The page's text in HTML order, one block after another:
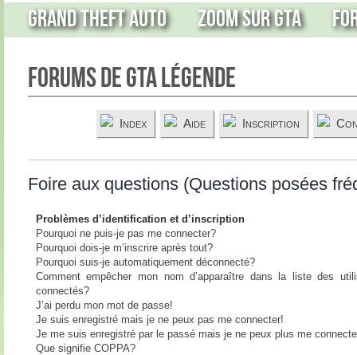
Grand Theft Auto Zoom sur GTA
Forums de GTA Légende
Index Aide Inscription
Foire aux questions (Questions posées
Problèmes d’identification et d’inscription
Pourquoi ne puis-je pas me connecter?
Pourquoi dois-je m’inscrire après tout?
Pourquoi suis-je automatiquement déconnecté?
Comment empêcher mon nom d’apparaître dans la liste des
connectés?
J’ai perdu mon mot de passe!
Je suis enregistré mais je ne peux pas me connecter!
Je me suis enregistré par le passé mais je ne peux plus me
Que signifie COPPA?